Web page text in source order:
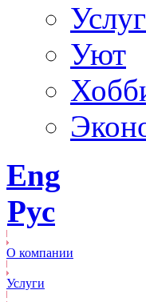
Уют
Eng
Рус
О компании
Услуги